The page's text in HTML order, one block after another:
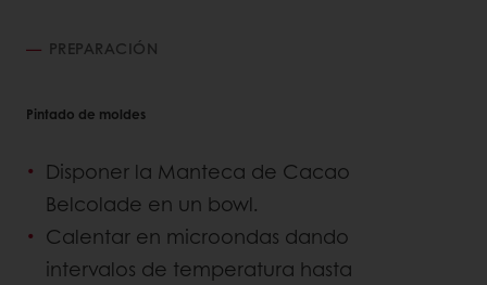
PREPARACIÓN
Pintado de moldes
Disponer la Manteca de Cacao
Belcolade en un bowl.
Calentar en microondas dando
intervalos de temperatura hasta